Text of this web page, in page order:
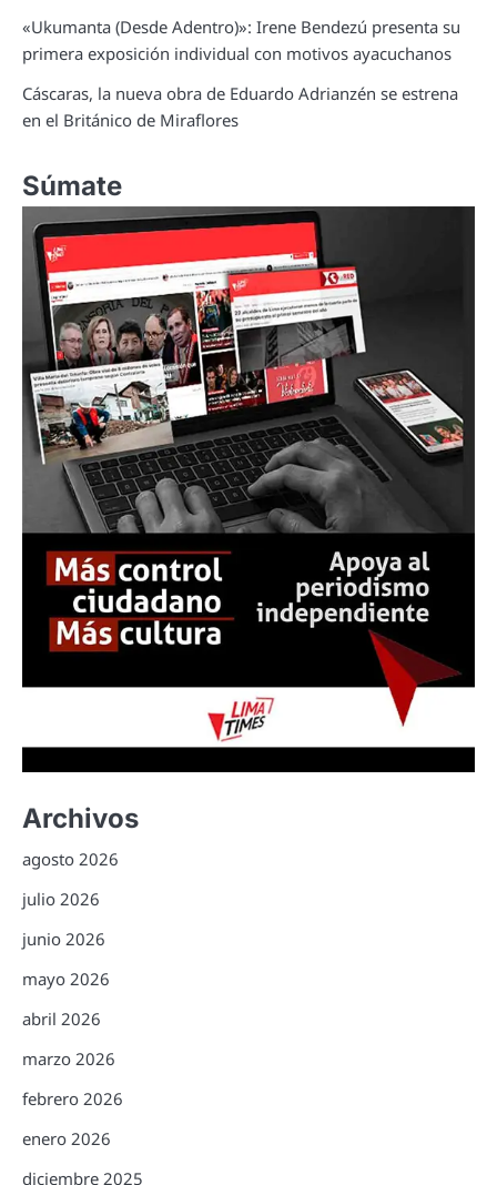
«Ukumanta (Desde Adentro)»: Irene Bendezú presenta su
primera exposición individual con motivos ayacuchanos
Cáscaras, la nueva obra de Eduardo Adrianzén se estrena
en el Británico de Miraflores
Súmate
Archivos
agosto 2026
julio 2026
junio 2026
mayo 2026
abril 2026
marzo 2026
febrero 2026
enero 2026
diciembre 2025